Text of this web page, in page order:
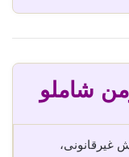
شاملو
غیرقانونی،